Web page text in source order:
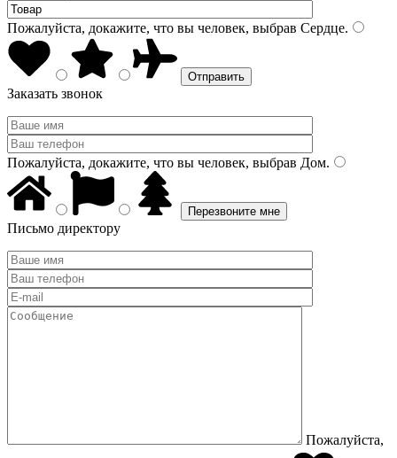
Пожалуйста, докажите, что вы человек, выбрав Сердце.
Заказать звонок
Пожалуйста, докажите, что вы человек, выбрав Дом.
Письмо директору
Пожалуйста,